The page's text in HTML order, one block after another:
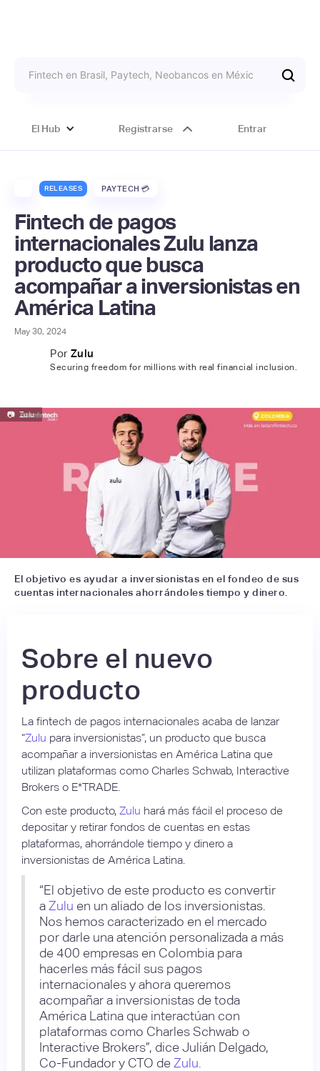
El Hub Registrarse Entrar
RELEASES PAYTECH 💳
Fintech de pagos
internacionales Zulu lanza
producto que busca
acompañar a inversionistas en
América Latina
May 30, 2024
Por Zulu
Securing freedom for millions with real financial inclusion.
📷 Zulu
El objetivo es ayudar a inversionistas en el fondeo de sus
cuentas internacionales ahorrándoles tiempo y dinero.
Sobre el nuevo
producto
La fintech de pagos internacionales acaba de lanzar
“Zulu para inversionistas”, un producto que busca
acompañar a inversionistas en América Latina que
utilizan plataformas como Charles Schwab, Interactive
Brokers o E*TRADE.
Con este producto, Zulu hará más fácil el proceso de
depositar y retirar fondos de cuentas en estas
plataformas, ahorrándole tiempo y dinero a
inversionistas de América Latina.
“El objetivo de este producto es convertir
aZulu en un aliado de los inversionistas.
Nos hemos caracterizado en el mercado
por darle una atención personalizada a más
de 400 empresas en Colombia para
hacerles más fácil sus pagos
internacionales y ahora queremos
acompañar a inversionistas de toda
América Latina que interactúan con
plataformas como Charles Schwab o
Interactive Brokers”, dice Julián Delgado,
Co-Fundador y CTO deZulu.